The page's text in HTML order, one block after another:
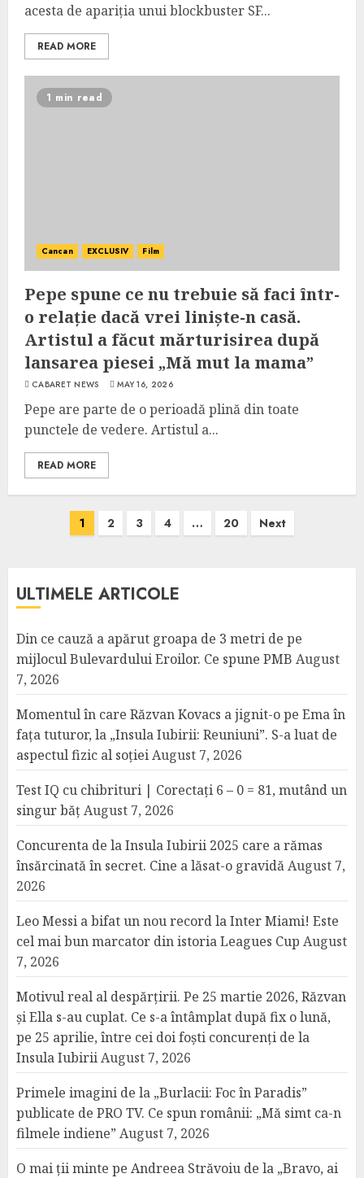
acesta de apariția unui blockbuster SF...
READ MORE
1 min read
Cancan EXCLUSIV Film
Pepe spune ce nu trebuie să faci într-
o relație dacă vrei liniște-n casă.
Artistul a făcut mărturisirea după
lansarea piesei „Mă mut la mama”
CABARET NEWS MAY 16, 2026
Pepe are parte de o perioadă plină din toate
punctele de vedere. Artistul a...
READ MORE
1 2 3 4 … 20 Next
ULTIMELE ARTICOLE
Din ce cauză a apărut groapa de 3 metri de pe
mijlocul Bulevardului Eroilor. Ce spune PMB August
7, 2026
Momentul în care Răzvan Kovacs a jignit-o pe Ema în
fața tuturor, la „Insula Iubirii: Reuniuni”. S-a luat de
aspectul fizic al soțieiAugust 7, 2026
Test IQ cu chibrituri | Corectați 6 – 0 = 81, mutând un
singur bățAugust 7, 2026
Concurenta de la Insula Iubirii 2025 care a rămas
însărcinată în secret. Cine a lăsat-o gravidăAugust 7,
2026
Leo Messi a bifat un nou record la Inter Miami! Este
cel mai bun marcator din istoria Leagues Cup August
7, 2026
Motivul real al despărțirii. Pe 25 martie 2026, Răzvan
și Ella s-au cuplat. Ce s-a întâmplat după fix o lună,
pe 25 aprilie, între cei doi foști concurenți de la
Insula IubiriiAugust 7, 2026
Primele imagini de la „Burlacii: Foc în Paradis”
publicate de PRO TV. Ce spun românii: „Mă simt ca-n
filmele indiene” August 7, 2026
O mai ții minte pe Andreea Străvoiu de la „Bravo, ai